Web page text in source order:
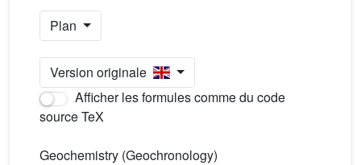
Plan
Version originale
Afficher les formules comme du code
source TeX
Geochemistry (Geochronology)